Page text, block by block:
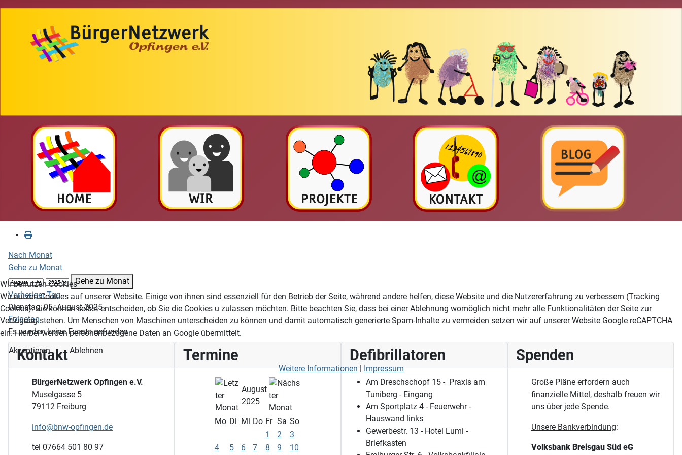
Nach Monat
Gehe zu Monat
Gehe zu Monat
Vorheriger Tag
Dienstag, 05. August 2025
Folgetag
Es wurden keine Events gefunden
Kontakt
BürgerNetzwerk Opfingen e.V.
Muselgasse 5
79112 Freiburg
info@bnw-opfingen.de
tel 07664 501 80 97
Termine
August
2025
Mo Di Mi Do Fr Sa So
1
2
3
4
5 6 7 8 9 10
Defibrillatoren
Am Dreschschopf 15 - Praxis am
Tuniberg - Eingang
Am Sportplatz 4 - Feuerwehr -
Hauswand links
Gewerbestr. 13 - Hotel Lumi -
Briefkasten
Spenden
Große Pläne erfordern auch
finanzielle Mittel, deshalb freuen wir
uns über jede Spende.
Unsere Bankverbindung:
Volksbank Breisgau Süd eG
Wir benutzen Cookies
Wir nutzen Cookies auf unserer Website. Einige von ihnen sind essenziell für den Betrieb der Seite, während andere helfen, diese Website und die Nutzererfahrung zu verbessern (Tracking
Cookies). Sie können selbst entscheiden, ob Sie die Cookies u zulassen möchten. Bitte beachten Sie, dass bei einer Ablehnung womöglich nicht mehr alle Funktionalitäten der Seite zur
Verfügung stehen. Um Menschen von Maschinen unterscheiden zu können und damit automatisch generierte Spam-Inhalte zu vermeiden setzen wir auf unserer Website Google reCAPTCHA
ein. Hierbei werden personenbezogene Daten an Google übermittelt.
Akzeptieren
Ablehnen
Weitere Informationen|Impressum